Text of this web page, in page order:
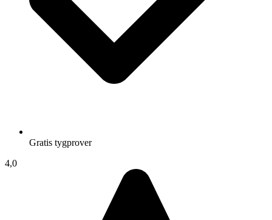
Gratis tygprover
4,0